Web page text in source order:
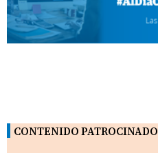
CONTENIDO PATROCINADO